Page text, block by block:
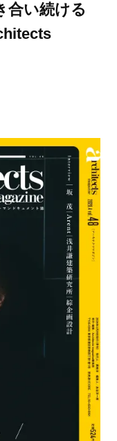
人気の40代髪型・ヘア
タログ
合い続ける